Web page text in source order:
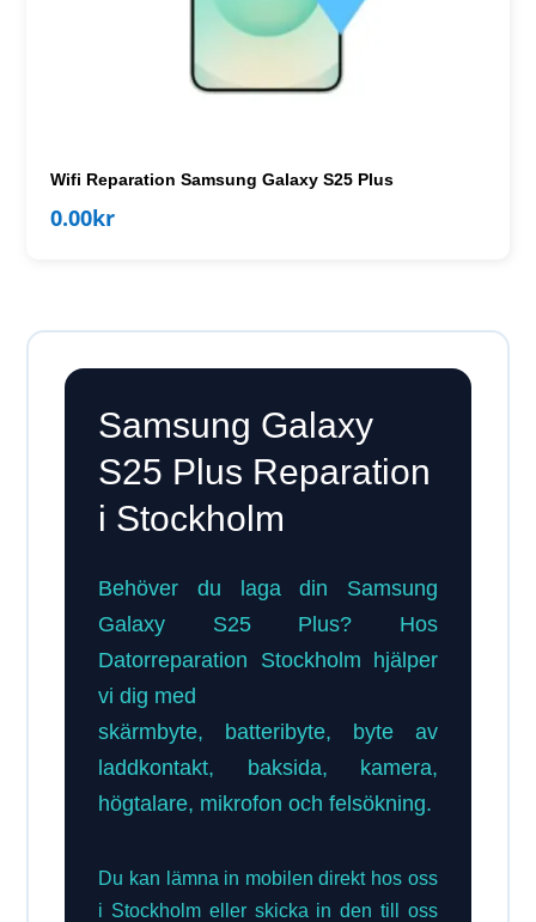
Wifi Reparation Samsung Galaxy S25 Plus
0.00kr
Samsung Galaxy
S25 Plus Reparation
i Stockholm
Behöver du laga din Samsung
Galaxy S25 Plus? Hos
Datorreparation Stockholm hjälper
vi dig med
skärmbyte, batteribyte, byte av
laddkontakt, baksida, kamera,
högtalare, mikrofon och felsökning.
Du kan lämna in mobilen direkt hos oss
i Stockholm eller skicka in den till oss